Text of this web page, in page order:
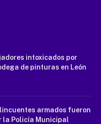
intoxicados por
de pinturas en León
armados fueron
la Policía Municipal